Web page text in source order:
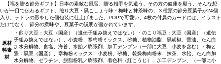
【福を贈る節分ギフト】日本の素敵な風習、贈る相手を気遣う、その方の健康を願う。そんな想
いが一目で伝わるギフト。煎り大豆・黒こしょう味・梅味と抹茶味の、３種類の節分豆菓子が24個
入り。テトラの形をした個包装に仕上げました。POPで可愛い、4枚の付属のカードには、イラスト
だけでなく、節分の意味や、豆菓子の説明が書かれています。
原材
料素
材
・煎り大豆：大豆（国産）（遺伝子組み換えではない）・のこり福豆：大豆（国産）（遺伝
子組み換えではない）、小麦粉、寒梅粉ミックス、砂糖、植物油脂、黒胡椒、醤油、たん白
加水分解物、食塩、海苔、水飴／膨張剤、加工デンプン（一部に大豆、小麦を含む）・梅と
鶯：黒豆（国産）、寒梅粉ミックス、小麦粉、砂糖、乾燥梅肉粉末、抹茶、水飴、たん白加
水分解物、ゼラチン、脱脂粉乳／膨張剤、着色料（紅こうじ）、加工デンプン、（一部に小